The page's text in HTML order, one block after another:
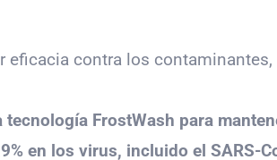
contra los
FrostWash para
en los virus, incluido el SARS-